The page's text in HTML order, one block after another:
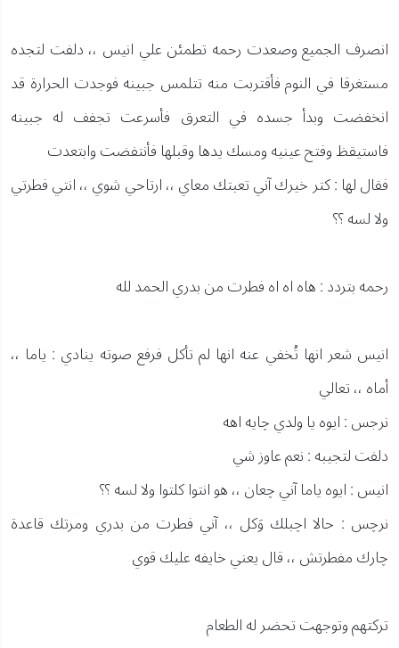
انصرف الجميع وصعدت رحمه تطمئن علي انيس ،، دلفت لتجده
مستغرقا في النوم فأقتربت منه تتلمس جبينه فوجدت الحرارة قد
انخفضت وبدأ جسده في التعرق فأسرعت تجفف له جبينه
فاستيقظ وفتح عينيه ومسك يدها وقبلها فأنتفضت وابتعدت
فقال لها : كتر خيرك آني تعبتك معاي ،، ارتاحي شوي ،، انتي فطرتي
ولا لسه ؟؟
رحمه بتردد : هاه اه اه فطرت من بدري الحمد لله
انيس شعر انها تُخفي عنه انها لم تأكل فرفع صوته ينادي : ياما ،،
أماه ،، تعالي
نرجس : ايوه يا ولدي چايه اهه
دلفت لتجيبه : نعم عاوز شي
انيس : ايوه ياما آني چعان ،، هو انتوا كلتوا ولا لسه ؟؟
نرچس : حالا اچبلك وَكل ،، آني فطرت من بدري ومرتك قاعدة
چارك مفطرتش ،، قال يعني خايفه عليك قوي
تركتهم وتوجهت تحضر له الطعام